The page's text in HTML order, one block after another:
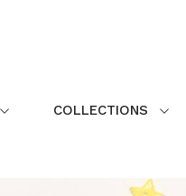
COLLECTIONS